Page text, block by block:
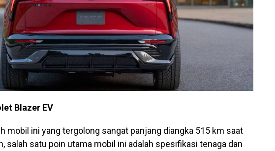
Blazer EV
mobil ini yang tergolong sangat panjang diangka 515 km saat
salah satu poin utama mobil ini adalah spesifikasi tenaga dan